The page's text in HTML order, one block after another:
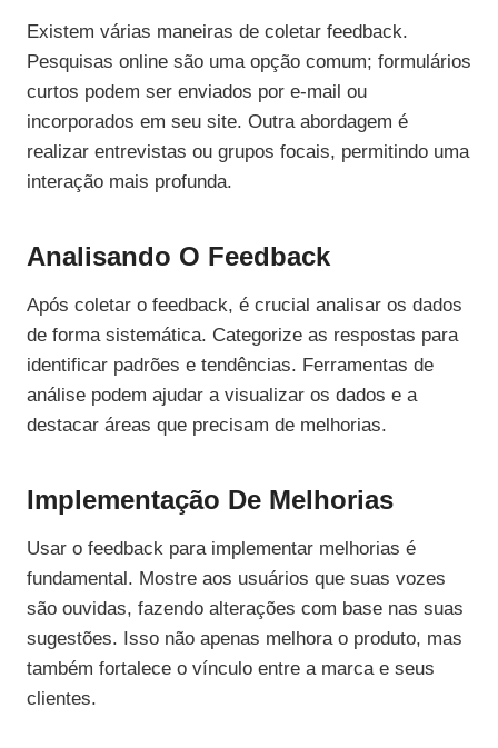
Existem várias maneiras de coletar feedback.
Pesquisas online são uma opção comum; formulários
curtos podem ser enviados por e-mail ou
incorporados em seu site. Outra abordagem é
realizar entrevistas ou grupos focais, permitindo uma
interação mais profunda.
Analisando O Feedback
Após coletar o feedback, é crucial analisar os dados
de forma sistemática. Categorize as respostas para
identificar padrões e tendências. Ferramentas de
análise podem ajudar a visualizar os dados e a
destacar áreas que precisam de melhorias.
Implementação De Melhorias
Usar o feedback para implementar melhorias é
fundamental. Mostre aos usuários que suas vozes
são ouvidas, fazendo alterações com base nas suas
sugestões. Isso não apenas melhora o produto, mas
também fortalece o vínculo entre a marca e seus
clientes.